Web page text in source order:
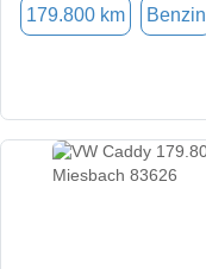
179.800 km Benzin